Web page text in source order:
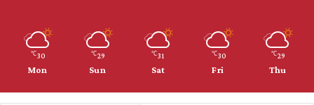
29
℃
Thu
30
℃
Fri
31
℃
Sat
29
℃
Sun
30
℃
Mon